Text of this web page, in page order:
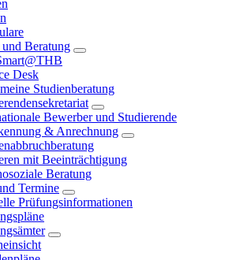
Beratung
Desk
Studienberatung
Bewerber und Studierende
& Anrechnung
mit Beeinträchtigung
Beratung
Termine
Prüfungsinformationen